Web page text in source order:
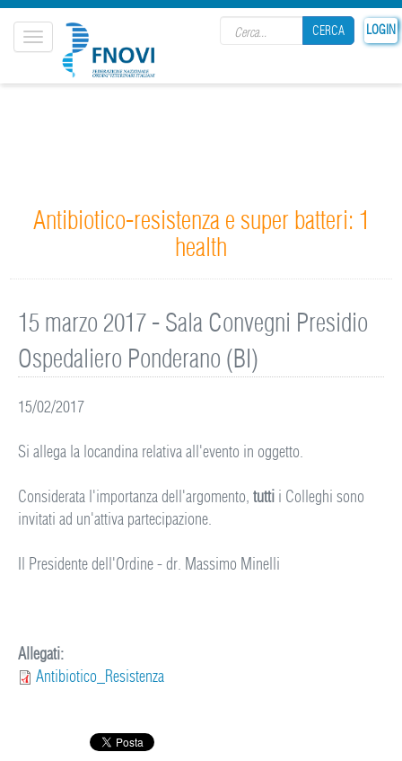
LOGIN
CERCA
Toggle
navigation
Antibiotico-resistenza e super batteri: 1
health
15 marzo 2017 - Sala Convegni Presidio
Ospedaliero Ponderano (BI)
15/02/2017
Si allega la locandina relativa all'evento in oggetto.
Considerata l'importanza dell'argomento,tutti i Colleghi sono
invitati ad un'attiva partecipazione.
Il Presidente dell'Ordine - dr. Massimo Minelli
Allegati:
Antibiotico_Resistenza